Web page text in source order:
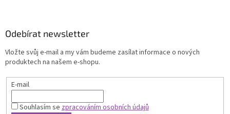
Odebírat newsletter
Vložte svůj e-mail a my vám budeme zasílat informace o nových
produktech na našem e-shopu.
E-mail
Souhlasím sezpracováním osobních údajů